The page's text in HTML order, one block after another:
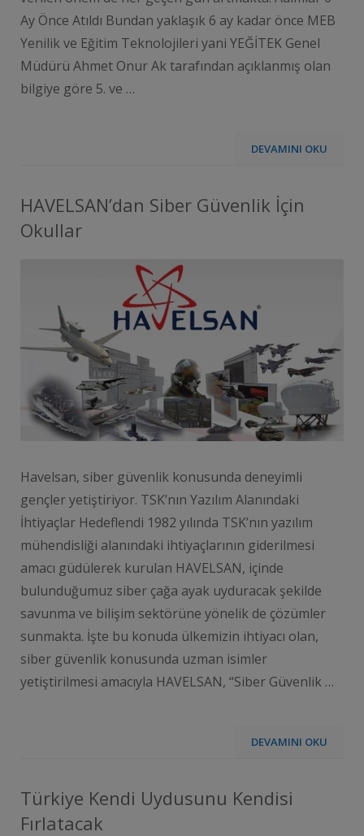
Ay Önce Atıldı Bundan yaklaşık 6 ay kadar önce MEB
Yenilik ve Eğitim Teknolojileri yani YEĞİTEK Genel
Müdürü Ahmet Onur Ak tarafından açıklanmış olan
bilgiye göre 5. ve …
DEVAMINI OKU
HAVELSAN’dan Siber Güvenlik İçin
Okullar
Havelsan, siber güvenlik konusunda deneyimli
gençler yetiştiriyor. TSK’nın Yazılım Alanındaki
İhtiyaçlar Hedeflendi 1982 yılında TSK’nın yazılım
mühendisliği alanındaki ihtiyaçlarının giderilmesi
amacı güdülerek kurulan HAVELSAN, içinde
bulunduğumuz siber çağa ayak uyduracak şekilde
savunma ve bilişim sektörüne yönelik de çözümler
sunmakta. İşte bu konuda ülkemizin ihtiyacı olan,
siber güvenlik konusunda uzman isimler
yetiştirilmesi amacıyla HAVELSAN, “Siber Güvenlik …
DEVAMINI OKU
Türkiye Kendi Uydusunu Kendisi
Fırlatacak